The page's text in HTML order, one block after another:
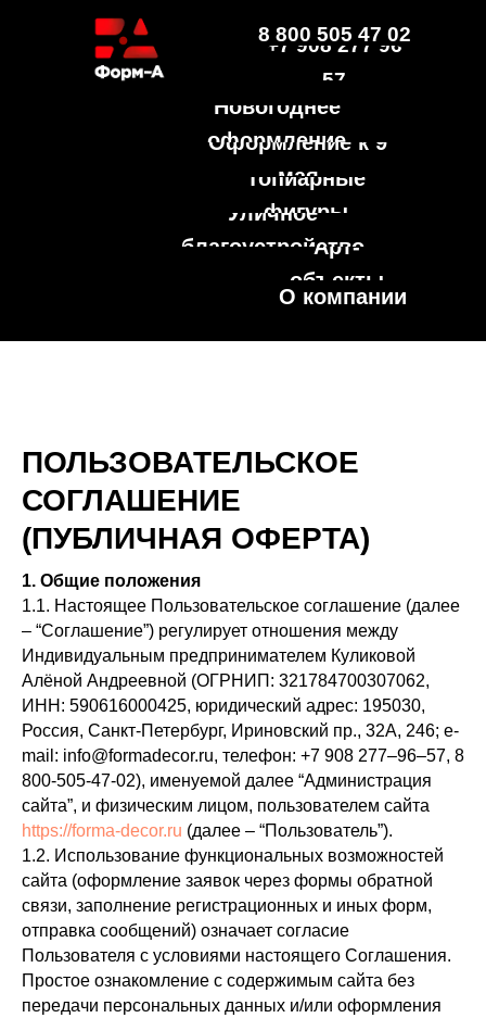
Оформление к 9
мая
Арт-
объекты
Уличное
благоустройство
Топиарные
фигуры
Новогоднее
оформление
О компании
8 800 505 47 02
+7 908 277 96
57
ПОЛЬЗОВАТЕЛЬСКОЕ
СОГЛАШЕНИЕ
(ПУБЛИЧНАЯ ОФЕРТА)
1. Общие положения
1.1. Настоящее Пользовательское соглашение (далее
– “Соглашение”) регулирует отношения между
Индивидуальным предпринимателем Куликовой
Алёной Андреевной (ОГРНИП: 321784700307062,
ИНН: 590616000425, юридический адрес: 195030,
Россия, Санкт-Петербург, Ириновский пр., 32А, 246; e-
mail: info@formadecor.ru, телефон: +7 908 277–96–57, 8
800-505-47-02), именуемой далее “Администрация
сайта”, и физическим лицом, пользователем сайта
https://forma-decor.ru (далее – “Пользователь”).
1.2. Использование функциональных возможностей
сайта (оформление заявок через формы обратной
связи, заполнение регистрационных и иных форм,
отправка сообщений) означает согласие
Пользователя с условиями настоящего Соглашения.
Простое ознакомление с содержимым сайта без
передачи персональных данных и/или оформления